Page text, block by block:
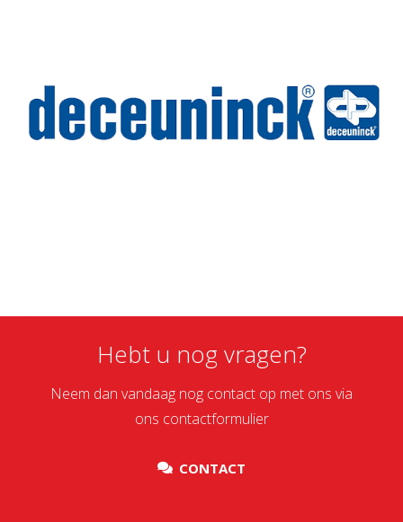
Deceuninck
Hebt u nog vragen?
Neem dan vandaag nog contact op met ons via
ons contactformulier
CONTACT